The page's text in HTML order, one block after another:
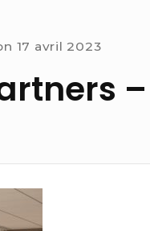
17 avril 2023